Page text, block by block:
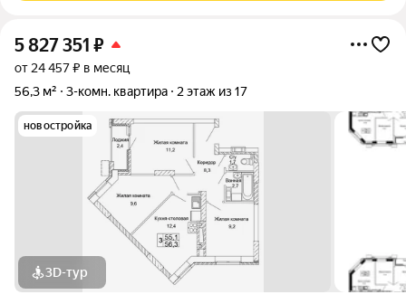
5 827 351 ₽
от 24 457 ₽ в месяц
56,3 м²
3-комн. квартира 2 этаж из 17
новостройка
3D-тур